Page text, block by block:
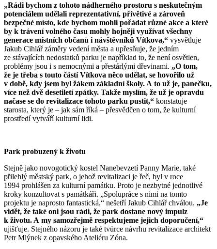
„Rádi bychom z tohoto nádherného prostoru s neskutečným
potenciálem udělali reprezentativní, přívětivé a zároveň
bezpečné místo, kde bychom mohli pořádat různé akce a které
by k trávení volného času mohly hojněji využívat všechny
generace místních občanů i návštěvníků Vítkova,“ vysvětluje
Jakub Cihlář záměry vedení města a upřesňuje, že jedním
ze stávajících nedostatků parku je například to, že není osvětlen,
problémy jsou i s nemocnými a přestárlými dřevinami. „O tom,
že je třeba s touto částí Vítkova něco udělat, se hovořilo už
v době, kdy jsem byl žákem základní školy. A to už je, panečku,
více než dvě desetiletí zpátky. Takže myslím, že už je opravdu
načase se do revitalizace tohoto parku pustit,“ konstatuje
starosta, který je – jak sám říká – přesvědčen o tom, že kulturní
prostředí vytváří kulturní lidi.
Park probuzený k životu
Stejně jako novogotický kostel Nanebevzetí Panny Marie, také
přilehlý městský park, o jehož revitalizaci je řeč, byl v roce
1994 prohlášen za kulturní památku. Proto je nezbytné jednotlivé
kroky konzultovat s památkáři. „Spolupráce s nimi na tomto
projektu je naprosto fantastická,“ nešetří Jakub Cihlář chválou. „Je
vidět, že také oni jsou rádi, že park dostane nový impulz
k životu. A my samozřejmě respektujeme jejich doporučení,“
ujišťuje. Stejného názoru je také tvůrce návrhu revitalizace architekt
Petr Mlýnek z opavského Ateliéru Zóna.